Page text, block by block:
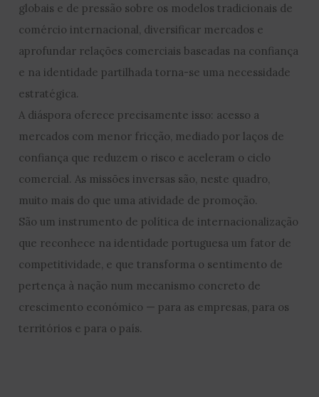
globais e de pressão sobre os modelos tradicionais de
comércio internacional, diversificar mercados e
aprofundar relações comerciais baseadas na confiança
e na identidade partilhada torna-se uma necessidade
estratégica.
A diáspora oferece precisamente isso: acesso a
mercados com menor fricção, mediado por laços de
confiança que reduzem o risco e aceleram o ciclo
comercial. As missões inversas são, neste quadro,
muito mais do que uma atividade de promoção.
São um instrumento de política de internacionalização
que reconhece na identidade portuguesa um fator de
competitividade, e que transforma o sentimento de
pertença à nação num mecanismo concreto de
crescimento económico — para as empresas, para os
territórios e para o país.